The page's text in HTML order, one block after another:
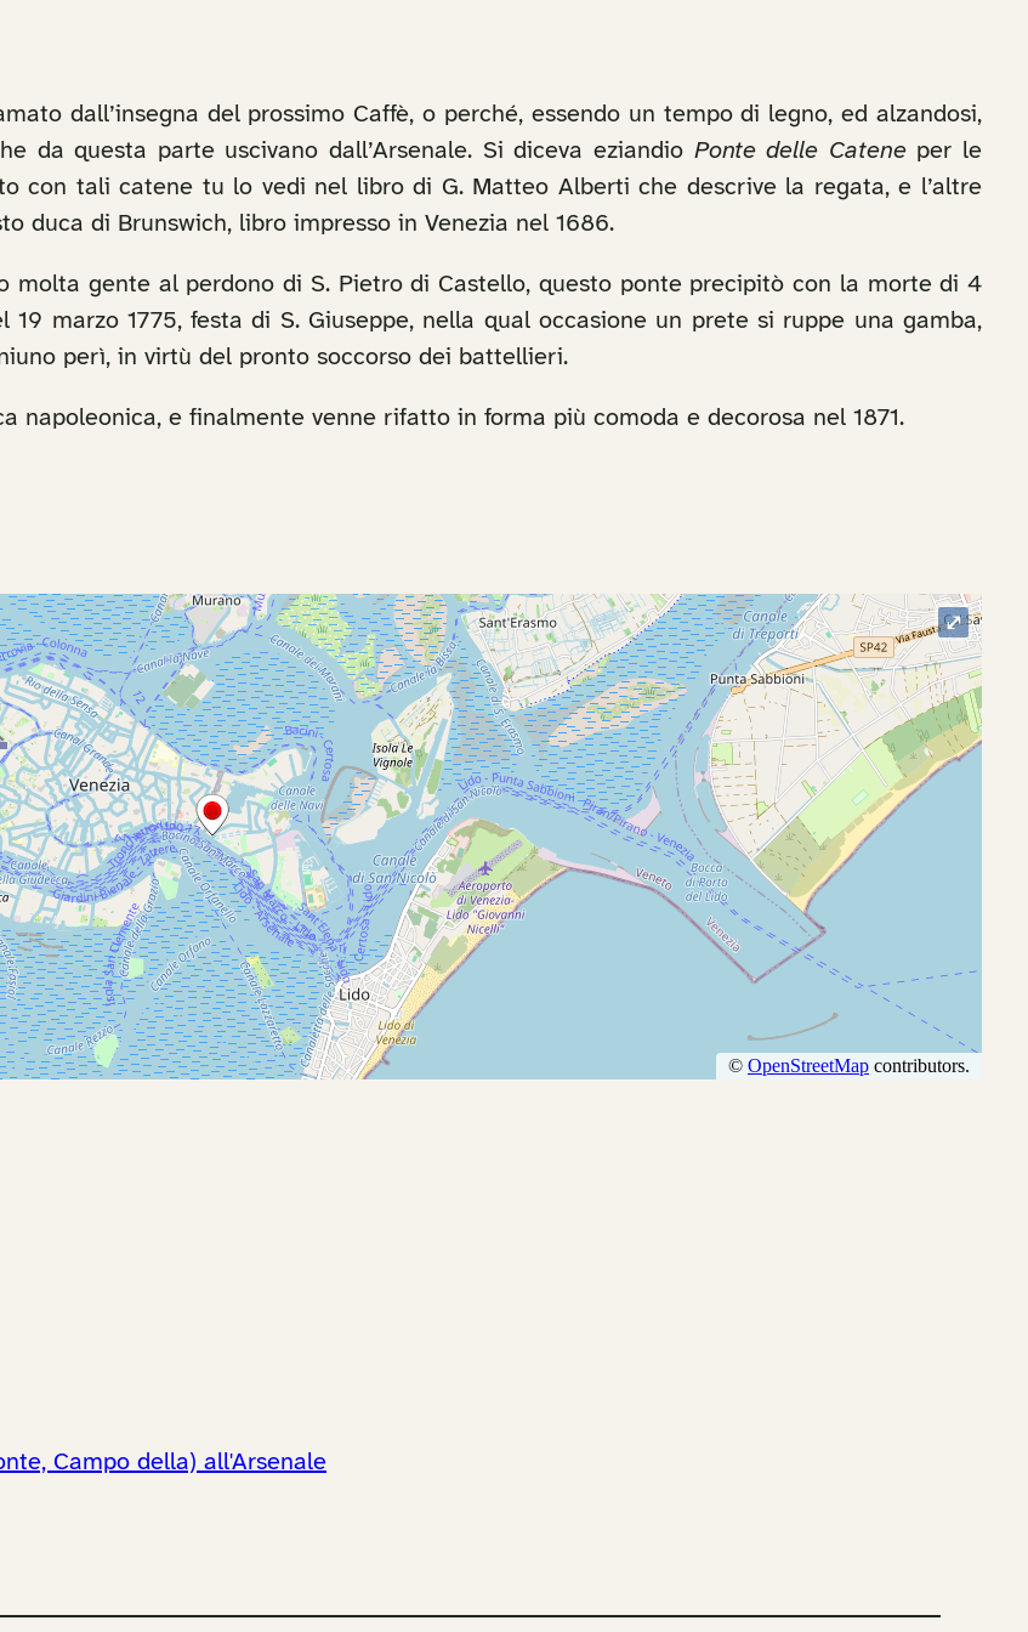
dall’insegna del prossimo Caffè, o perché, essendo un tempo di legno, ed alzandosi,
da questa parte uscivano dall’Arsenale. Si diceva eziandio Ponte delle Cateneper le
con tali catene tu lo vedi nel libro di G. Matteo Alberti che descrive la regata, e l’altre
duca di Brunswich, libro impresso in Venezia nel 1686.
molta gente al perdono di S. Pietro di Castello, questo ponte precipitò con la morte di 4
marzo 1775, festa di S. Giuseppe, nella qual occasione un prete si ruppe una gamba,
perì, in virtù del pronto soccorso dei battellieri.
napoleonica, e finalmente venne rifatto in forma più comoda e decorosa nel 1871.
Campo della) all'Arsenale